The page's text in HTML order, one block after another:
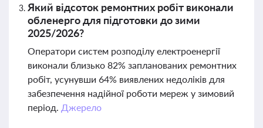
Який відсоток ремонтних робіт виконали
обленерго для підготовки до зими
2025/2026?
Оператори систем розподілу електроенергії
виконали близько 82% запланованих ремонтних
робіт, усунувши 64% виявлених недоліків для
забезпечення надійної роботи мереж у зимовий
період. Джерело